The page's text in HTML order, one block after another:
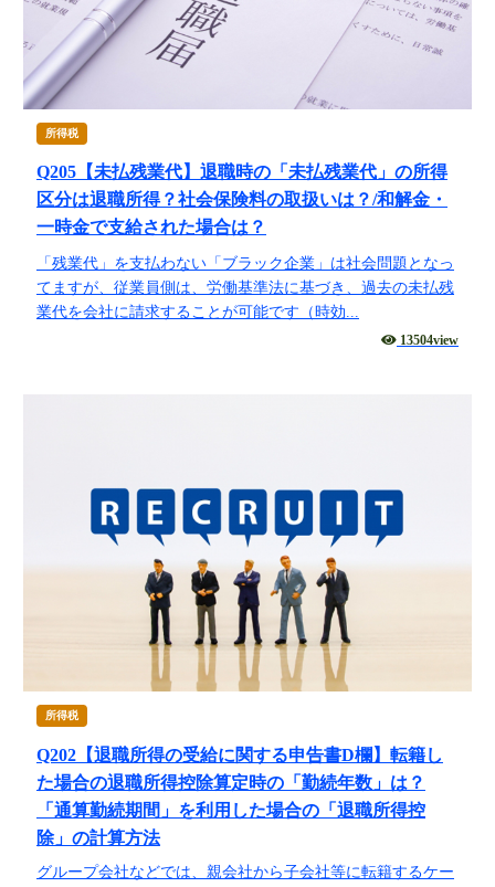
所得税
Q205【未払残業代】退職時の「未払残業代」の所得
区分は退職所得？社会保険料の取扱いは？/和解金・
一時金で支給された場合は？
「残業代」を支払わない「ブラック企業」は社会問題となっ
てますが、従業員側は、労働基準法に基づき、過去の未払残
業代を会社に請求することが可能です（時効...
13504view
所得税
Q202【退職所得の受給に関する申告書D欄】転籍し
た場合の退職所得控除算定時の「勤続年数」は？
「通算勤続期間」を利用した場合の「退職所得控
除」の計算方法
グループ会社などでは、親会社から子会社等に転籍するケー